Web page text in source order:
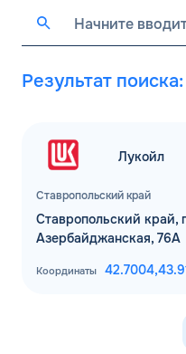
Результат поиска:
Ставропольский край
Лукойл
Ставропольский край,
Азербайджанская, 76А
Координаты 42.7004,